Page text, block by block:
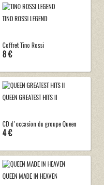
TINO ROSSI LEGEND
Coffret Tino Rossi
8 €
QUEEN GREATEST HITS II
CD d'occasion du groupe Queen
4 €
QUEEN MADE IN HEAVEN